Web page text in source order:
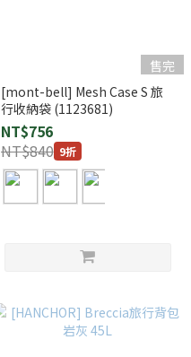
售完
[mont-bell] Mesh Case S 旅
行收納袋 (1123681)
NT$756
NT$840 9折